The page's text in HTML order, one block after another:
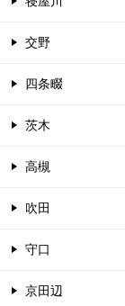
交野
四条畷
茨木
高槻
吹田
守口
京田辺